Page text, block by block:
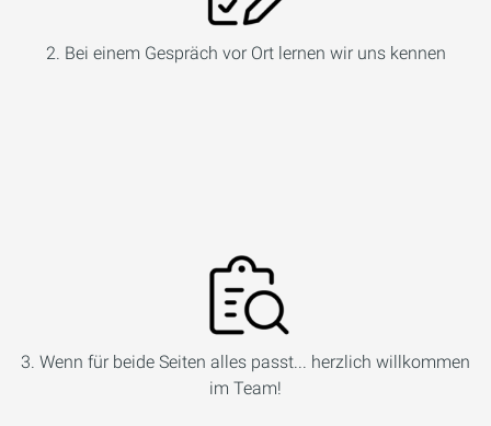
2. Bei einem Gespräch vor Ort lernen wir uns kennen
3. Wenn für beide Seiten alles passt... herzlich willkommen
im Team!